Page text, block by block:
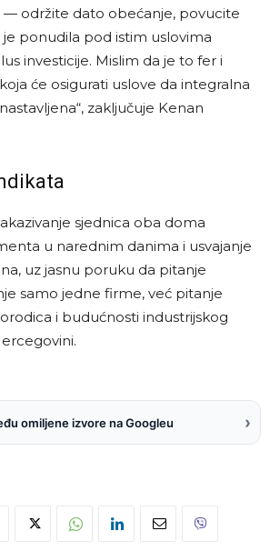
— održite dato obećanje, povucite
je ponudila pod istim uslovima
investicije. Mislim da je to fer i
će osigurati uslove da integralna
zaključuje Kenan
sjednica oba doma
u narednim danima i usvajanje
uz jasnu poruku da pitanje
samo jedne firme, već pitanje
i budućnosti industrijskog
omiljene izvore na Googleu ›